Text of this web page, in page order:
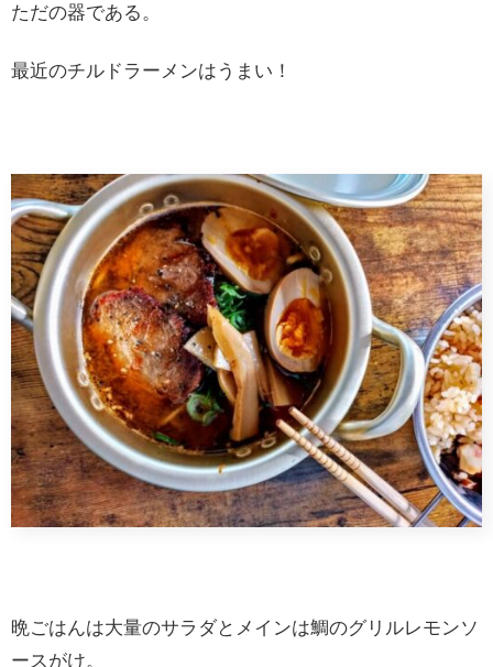
ただの器である。
最近のチルドラーメンはうまい！
晩ごはんは大量のサラダとメインは鯛のグリルレモンソ
ースがけ。